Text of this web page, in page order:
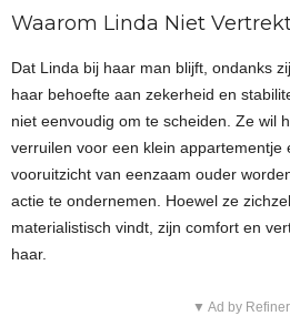
Waarom Linda Niet
Dat Linda bij haar man blijft, ondanks
haar behoefte aan zekerheid en
niet eenvoudig om te scheiden. Ze wil
verruilen voor een klein appartementje
vooruitzicht van eenzaam ouder
actie te ondernemen. Hoewel ze
materialistisch vindt, zijn comfort en
haar.
▼ Ad by